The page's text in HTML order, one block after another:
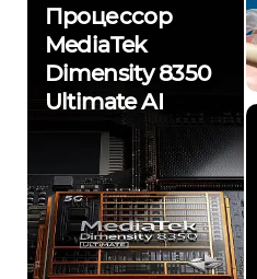
Процессор
MediaTek
Dimensity 8350
Ultimate AI